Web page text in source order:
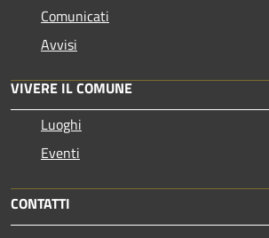
Comunicati
Avvisi
VIVERE IL COMUNE
Luoghi
Eventi
CONTATTI